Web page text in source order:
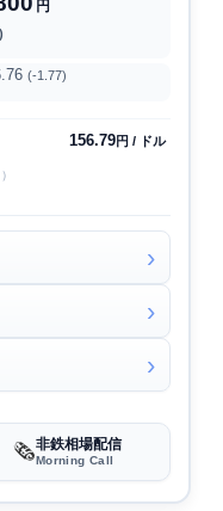
円
(-1.77)
156.79円 / ドル
🗞️非鉄相場配信
Morning Call